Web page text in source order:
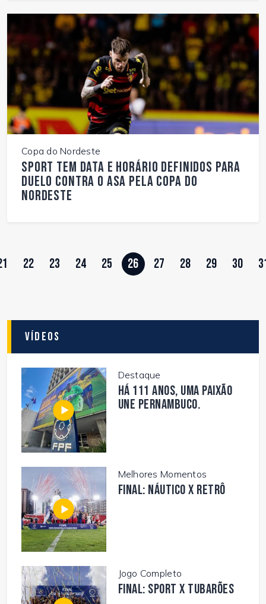
Copa do Nordeste
Sport tem data e horário definidos para
duelo contra o ASA pela Copa do
Nordeste
22 23 24 25 26 27 28 29 30
Vídeos
Destaque
Há 111 anos, uma paixão
une Pernambuco.
Melhores Momentos
FINAL: NÁUTICO X RETRÔ
Jogo Completo
FINAL: SPORT X TUBARÕES